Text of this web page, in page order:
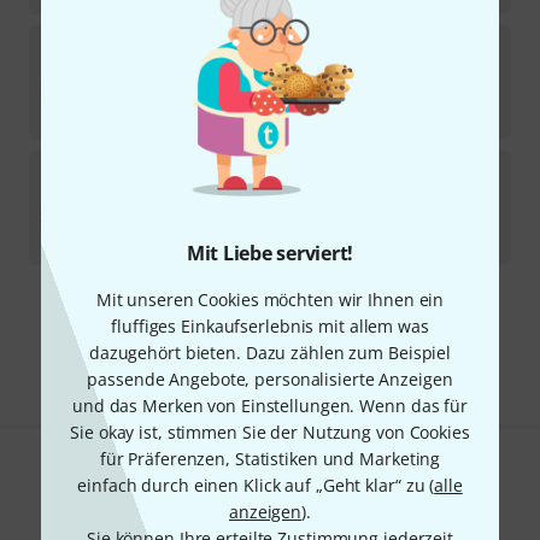
Mit Liebe serviert!
Mit unseren Cookies möchten wir Ihnen ein
fluffiges Einkaufserlebnis mit allem was
dazugehört bieten. Dazu zählen zum Beispiel
passende Angebote, personalisierte Anzeigen
und das Merken von Einstellungen. Wenn das für
Sie okay ist, stimmen Sie der Nutzung von Cookies
für Präferenzen, Statistiken und Marketing
einfach durch einen Klick auf „Geht klar“ zu (alle
anzeigen).
SilversteinAmbipoly Jazz Tenor 3.5
In 1–2 Wochen lieferbar
SilversteinAmbipoly Classic Tenor 3.5+
Kostenloser Versand ab 29 €
Alle Preise inkl. MwSt.
Gefällt Ihnen, was Sie sehen?
Teilen